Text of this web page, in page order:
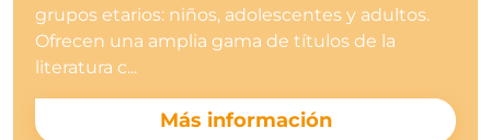
grupos etarios: niños, adolescentes y adultos.
Ofrecen una amplia gama de títulos de la
literatura c...
Más información